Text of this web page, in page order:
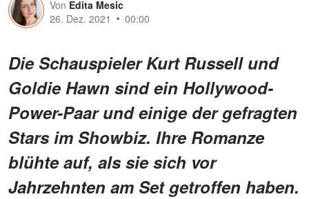
Von Edita Mesic
26. Dez. 2021
00:00
Die Schauspieler Kurt Russell und
Goldie Hawn sind ein Hollywood-
Power-Paar und einige der gefragten
Stars im Showbiz. Ihre Romanze
blühte auf, als sie sich vor
Jahrzehnten am Set getroffen haben.